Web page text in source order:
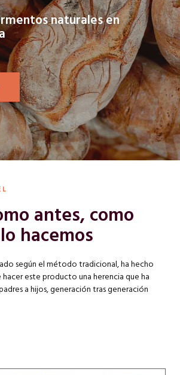
naturales en
antes, como
hacemos
según el método tradicional, ha hecho
este producto una herencia que ha
a hijos, generación tras generación